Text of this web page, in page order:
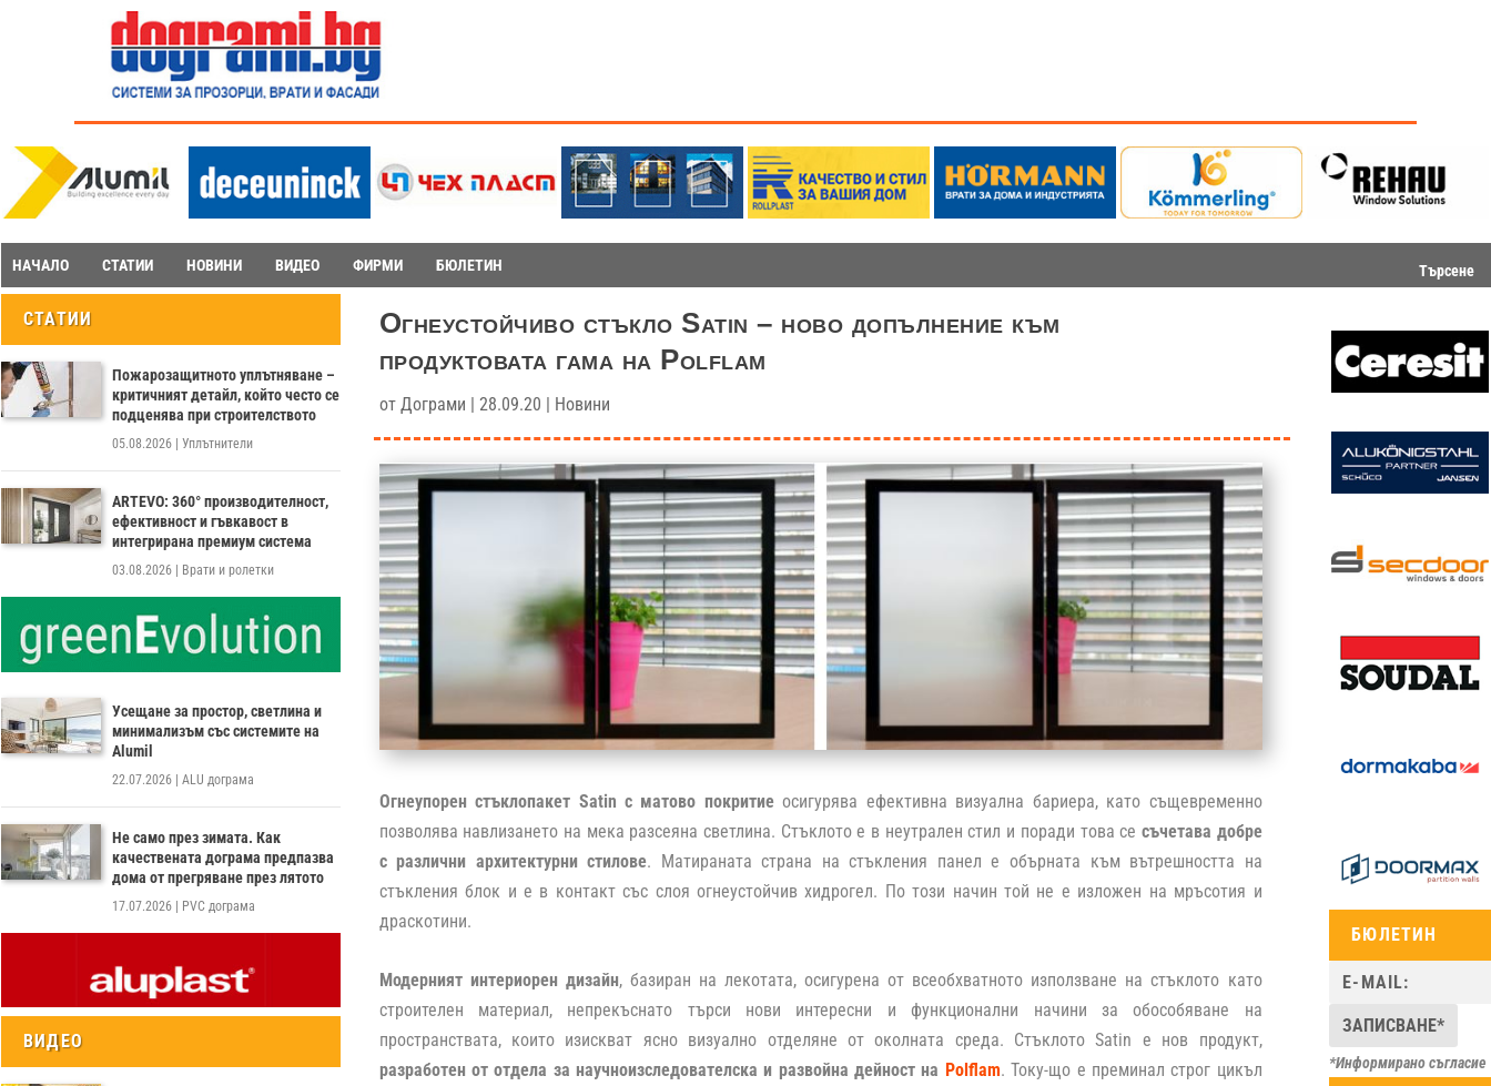
НАЧАЛО СТАТИИ НОВИНИ ВИДЕО ФИРМИ БЮЛЕТИН Търсене
СТАТИИ
Пожарозащитното уплътняване –
критичният детайл, който често се
подценява при строителството
05.08.2026 Уплътнители
ARTEVO: 360° производителност,
ефективност и гъвкавост в
интегрирана премиум система
03.08.2026 Врати и ролетки
Усещане за простор, светлина и
минимализъм със системите на
Alumil
22.07.2026 | ALU дограма
Не само през зимата. Как
качествената дограма предпазва
дома от прегряване през лятото
17.07.2026 | PVC дограма
ВИДЕО
Огнеустойчиво стъкло Satin – ново допълнение към
продуктовата гама на Polflam
от Дограми | 28.09.20 | Новини
Огнеупорен стъклопакет Satin с матово покритиеосигурява ефективна визуална бариера, като същевременно
позволява навлизането на мека разсеяна светлина. Стъклото е в неутрален стил и поради това се съчетава добре
с различни архитектурни стилове. Матираната страна на стъкления панел е обърната към вътрешността на
стъкления блок и е в контакт със слоя огнеустойчив хидрогел. По този начин той не е изложен на мръсотия и
драскотини.
Модерният интериорен дизайн, базиран на лекотата, осигурена от всеобхватното използване на стъклото като
строителен материал, непрекъснато търси нови интересни и функционални начини за обособяване на
пространствата, които изискват ясно визуално отделяне от околната среда. Стъклото Satin е нов продукт,
разработен от отдела за научноизследователска и развойна дейност на Polflam. Току-що е преминал строг цикъл
БЮЛЕТИН
*Информирано съгласие